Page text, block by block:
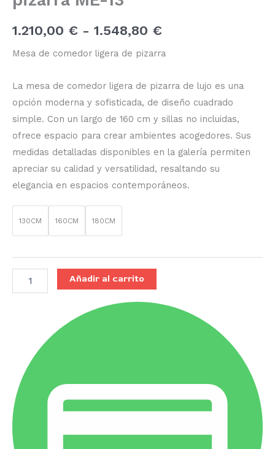
1.210,00 € - 1.548,80 €
Mesa de comedor ligera de pizarra
La mesa de comedor ligera de pizarra de lujo es una
opción moderna y sofisticada, de diseño cuadrado
simple. Con un largo de 160 cm y sillas no incluidas,
ofrece espacio para crear ambientes acogedores. Sus
medidas detalladas disponibles en la galería permiten
apreciar su calidad y versatilidad, resaltando su
elegancia en espacios contemporáneos.
130CM 160CM 180CM
Añadir al carrito